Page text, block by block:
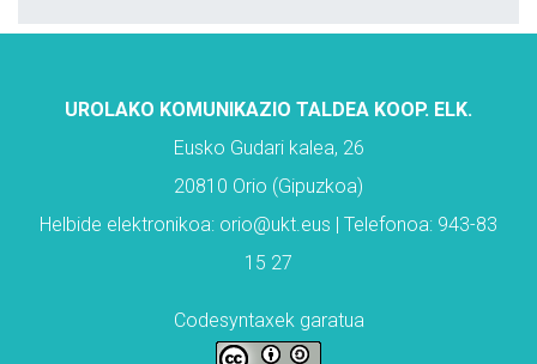
UROLAKO KOMUNIKAZIO TALDEA KOOP. ELK.
Eusko Gudari kalea, 26
20810 Orio (Gipuzkoa)
Helbide elektronikoa: orio@ukt.eus | Telefonoa: 943-83
15 27
Codesyntaxek garatua